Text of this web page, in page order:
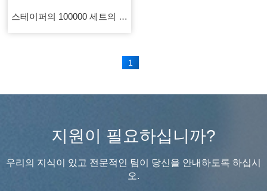
스테이퍼의 100000 세트의 연
1
지원이 필요하십니까?
우리의 지식이 있고 전문적인 팀이 당신을 안내하도록 하십시
오.